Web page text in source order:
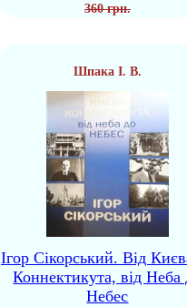
360 грн.
Шпака І. В.
Ігор Сікорський. Від
Коннектикута, від Неба
Небес